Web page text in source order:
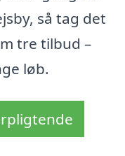
så tag det
tre tilbud –
løb.